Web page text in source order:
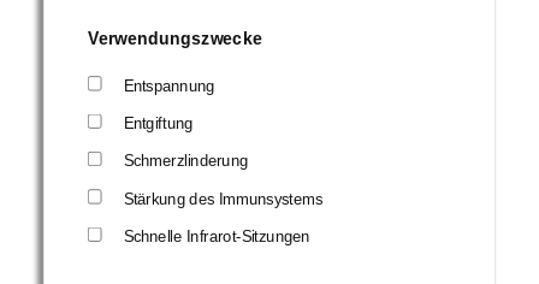
Verwendungszwecke
Entspannung
Entgiftung
Schmerzlinderung
Stärkung des Immunsystems
Schnelle Infrarot-Sitzungen